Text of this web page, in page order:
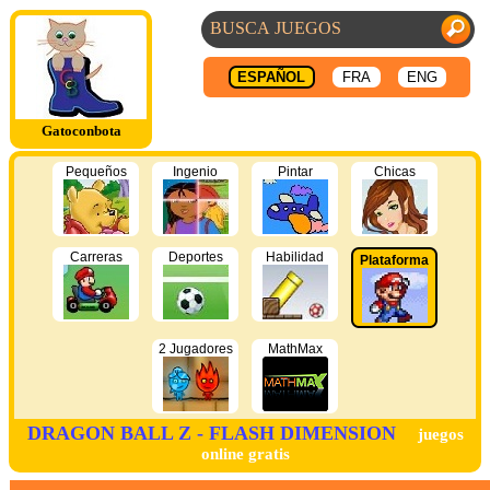
Gatoconbota
ESPAÑOL FRA ENG
Pequeños Ingenio Pintar Chicas
Carreras Deportes Habilidad Plataforma
2 Jugadores MathMax
DRAGON BALL Z - FLASH DIMENSION
juegos
online gratis